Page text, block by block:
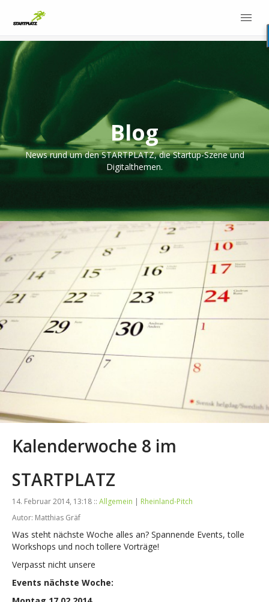
Blog
News rund um den STARTPLATZ, die Startup-Szene und
Digitalthemen.
Kalenderwoche 8 im
STARTPLATZ
14. Februar 2014, 13:18 :: Allgemein | Rheinland-Pitch
Autor: Matthias Gräf
Was steht nächste Woche alles an? Spannende Events, tolle
Workshops und noch tollere Vorträge!
Verpasst nicht unsere
Events nächste Woche: